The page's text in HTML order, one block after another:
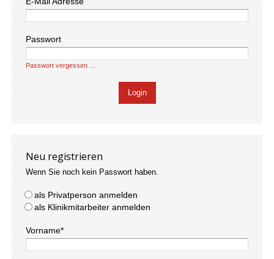
Passwort
Passwort vergessen …
Neu registrieren
Wenn Sie noch kein Passwort haben.
als Privatperson anmelden
als Klinikmitarbeiter anmelden
Vorname*